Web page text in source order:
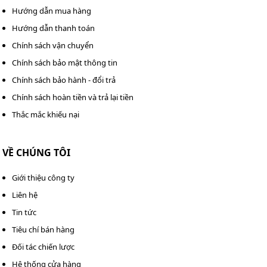
Ứng dụng của tháp tản nhiệt trong thực tế
Một số ứng dụng điển hình của sản phẩm có thể kể đến
Xưởng sản xuất quy mô nhỏ.
Kho bảo quản thực phẩm sử dụng nhiều máy móc.
Cách lắp đặt và bảo dưỡng model
TASHIN TSC 70RT chuẩn xác, bền bỉ
Sau đây là hướng dẫn cách lắp đặt và bảo dưỡng tháp
tản nhiệt TASHIN để tháp hoạt động bền bỉ và hiệu quả
Hướng dẫn mua hàng
Hướng dẫn thanh toán
Chính sách vận chuyển
Chính sách bảo mật thông tin
Chính sách bảo hành - đổi trả
Chính sách hoàn tiền và trả lại tiền
Thắc mắc khiếu nại
VỀ CHÚNG TÔI
Giới thiệu công ty
Liên hệ
Tin tức
Tiêu chí bán hàng
Đối tác chiến lược
Hệ thống cửa hàng